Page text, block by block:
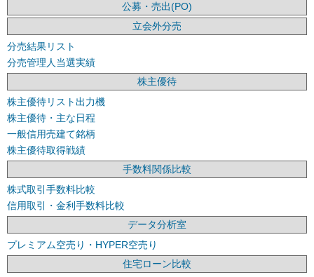
公募・売出(PO)
立会外分売
分売結果リスト
分売管理人当選実績
株主優待
株主優待リスト出力機
株主優待・主な日程
一般信用売建て銘柄
株主優待取得戦績
手数料関係比較
株式取引手数料比較
信用取引・金利手数料比較
データ分析室
プレミアム空売り・HYPER空売り
住宅ローン比較